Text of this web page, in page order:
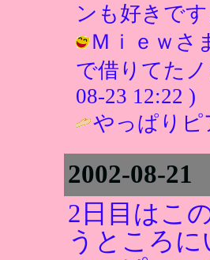
ンも好きで
Ｍｉｅｗさ
で借りてた
08-23 12:22 )
やっぱり
2002-08-
2日目はこ
うところ